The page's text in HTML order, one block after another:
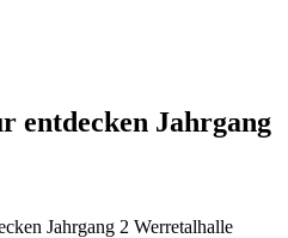
entdecken Jahrgang
Jahrgang 2 Werretalhalle